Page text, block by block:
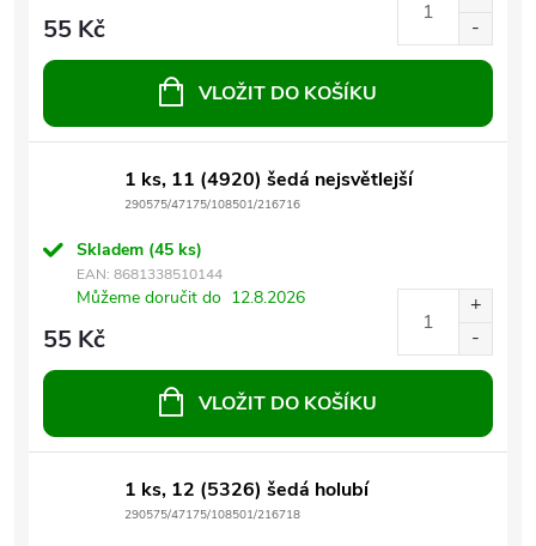
55 Kč
VLOŽIT DO KOŠÍKU
1 ks, 11 (4920) šedá nejsvětlejší
290575/47175/108501/216716
Skladem (45 ks)
EAN: 8681338510144
Můžeme doručit do 12.8.2026
55 Kč
VLOŽIT DO KOŠÍKU
1 ks, 12 (5326) šedá holubí
290575/47175/108501/216718